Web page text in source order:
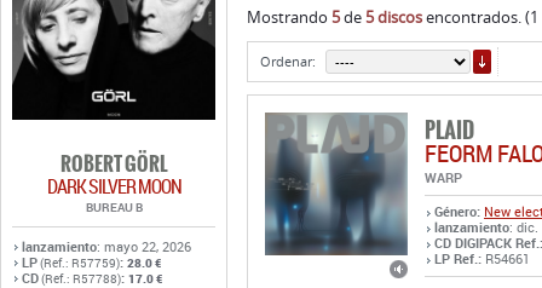
ROBERT GÖRL
DARK SILVER MOON
BUREAU B
lanzamiento: mayo 22, 2026
LP(Ref.: R57759): 28.0 €
CD(Ref.: R57788): 17.0 €
Mostrando 5de5 discosencontrados. (1
Ordenar:
PLAID
FEORM
WARP
Género: New
lanzamiento: dic.
CD DIGIPACK Ref.:
LP Ref.: R54661